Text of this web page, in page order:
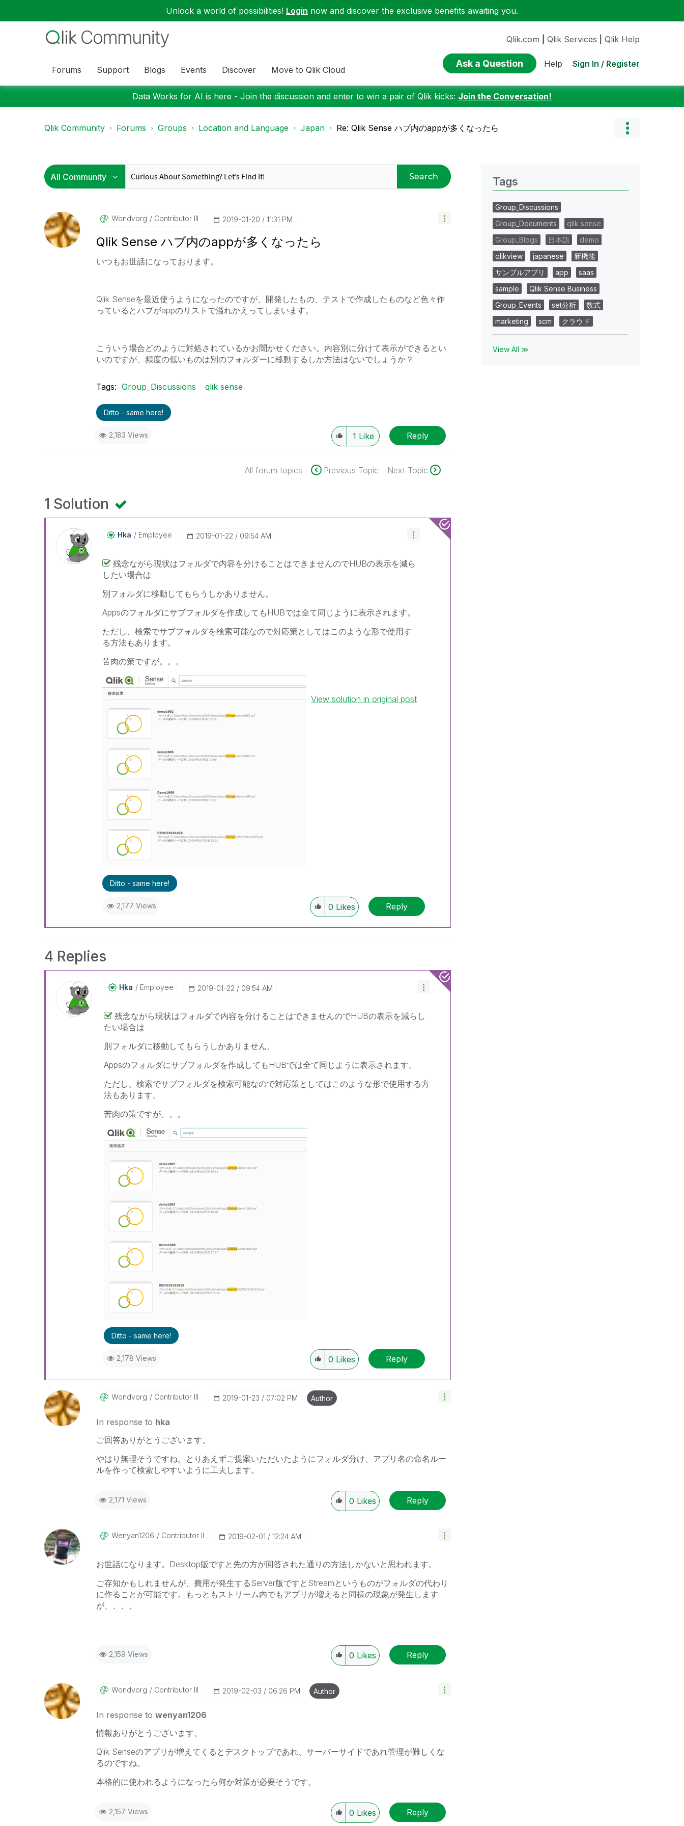
Unlock a world of possibilities! Login now and discover the exclusive benefits awaiting you.
Forums Support Blogs Events Discover Move to Qlik Cloud
Qlik.com Qlik Services Qlik Help
Ask a Question Help Sign In / Register
Data Works for AI is here - Join the discussion and enter to win a pair of Qlik kicks: Join the Conversation!
Qlik Community Forums Groups Location and Language Japan Re: Qlik Sense ハブ内のappが多くなったら
Search
Wondvorg Contributor III ‎2019-01-20 11:31 PM
Qlik Sense ハブ内のappが多くなったら
いつもお世話になっております。
Qlik Senseを最近使うようになったのですが、開発したもの、テストで作成したものなど色々作
っているとハブがappのリストで溢れかえってしまいます。
こういう場合どのように対処されているかお聞かせください。内容別に分けて表示ができるとい
いのですが、頻度の低いものは別のフォルダーに移動するしか方法はないでしょうか？
Tags: Group_Discussions qlik sense
Ditto - same here!
2,183 Views 1 Like Reply
All forum topics Previous Topic Next Topic
1 Solution
Hka Employee ‎2019-01-22 09:54 AM
残念ながら現状はフォルダで内容を分けることはできませんのでHUBの表示を減ら
したい場合は
別フォルダに移動してもらうしかありません。
Appsのフォルダにサブフォルダを作成してもHUBでは全て同じように表示されます。
ただし、検索でサブフォルダを検索可能なので対応策としてはこのような形で使用す
る方法もあります。
苦肉の策ですが。。。
View solution in original post
Ditto - same here!
2,177 Views 0 Likes Reply
4 Replies
Hka Employee ‎2019-01-22 09:54 AM
残念ながら現状はフォルダで内容を分けることはできませんのでHUBの表示を減らし
たい場合は
別フォルダに移動してもらうしかありません。
Appsのフォルダにサブフォルダを作成してもHUBでは全て同じように表示されます。
ただし、検索でサブフォルダを検索可能なので対応策としてはこのような形で使用する方
法もあります。
苦肉の策ですが。。。
Ditto - same here!
2,178 Views 0 Likes Reply
Wondvorg Contributor III ‎2019-01-23 07:02 PM Author
In response to hka
ご回答ありがとうございます。
やはり無理そうですね。とりあえずご提案いただいたようにフォルダ分け、アプリ名の命名ルー
ルを作って検索しやすいように工夫します。
2,171 Views 0 Likes Reply
Wenyan1206 Contributor II ‎2019-02-01 12:24 AM
お世話になります。Desktop版ですと先の方が回答された通りの方法しかないと思われます。
ご存知かもしれませんが、費用が発生するServer版ですとStreamというものがフォルダの代わり
に作ることが可能です。もっともストリーム内でもアプリが増えると同様の現象が発生します
が、、、、
2,159 Views 0 Likes Reply
Wondvorg Contributor III ‎2019-02-03 06:26 PM Author
In response to wenyan1206
情報ありがとうございます。
Qlik Senseのアプリが増えてくるとデスクトップであれ、サーバーサイドであれ管理が難しくな
るのですね。
本格的に使われるようになったら何か対策が必要そうです。
2,157 Views 0 Likes Reply
Tags
Group_Discussions
Group_Documents
qlik sense
Group_Blogs
日本語
demo
qlikview
japanese
新機能
サンプルアプリ
app
saas
sample
Qlik Sense Business
Group_Events
set分析
数式
marketing
scm クラウド
View All ≫